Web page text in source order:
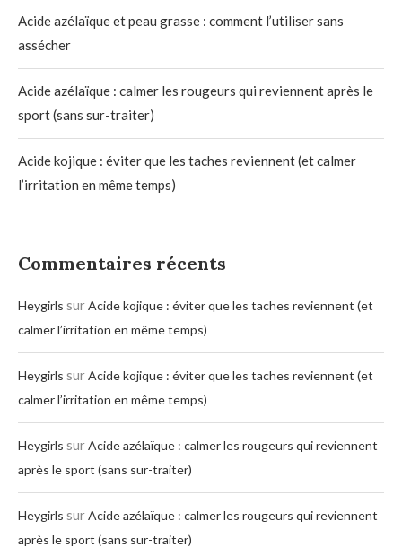
Acide azélaïque et peau grasse : comment l’utiliser sans
assécher
Acide azélaïque : calmer les rougeurs qui reviennent après le
sport (sans sur-traiter)
Acide kojique : éviter que les taches reviennent (et calmer
l’irritation en même temps)
Commentaires récents
Heygirls surAcide kojique : éviter que les taches reviennent (et
calmer l’irritation en même temps)
Heygirls surAcide kojique : éviter que les taches reviennent (et
calmer l’irritation en même temps)
Heygirls surAcide azélaïque : calmer les rougeurs qui reviennent
après le sport (sans sur-traiter)
Heygirls surAcide azélaïque : calmer les rougeurs qui reviennent
après le sport (sans sur-traiter)